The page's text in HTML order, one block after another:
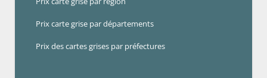
Prix carte grise par départements
Prix des cartes grises par préfectures